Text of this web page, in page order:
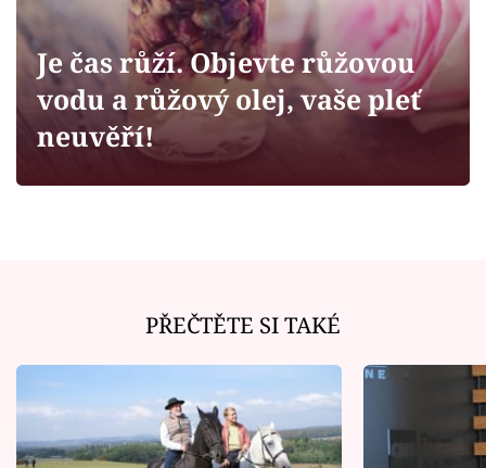
Sledujte prima+
Filmový festival Karlovy Vary
Sledujte nás
Je čas růží. Objevte růžovou
vodu a růžový olej, vaše pleť
neuvěří!
PŘEČTĚTE SI TAKÉ